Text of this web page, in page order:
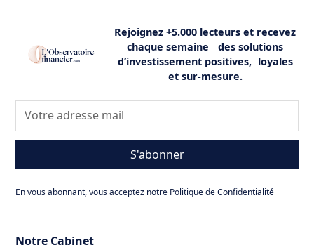
Rejoignez +5.000 lecteurs et recevez
chaque semaine des solutions
d’investissement positives, loyales
et sur-mesure.
S'abonner
En vous abonnant, vous acceptez notre Politique de Confidentialité
Notre Cabinet